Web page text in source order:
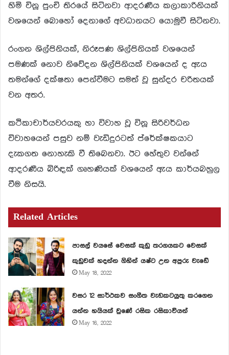
හිමි විනූ පුංචි තිරයේ සිටිනවා ආදරණීය කලාකාරිනියක්
වශයෙන් බොහෝ දෙනාගේ අවධානයට යොමුවී සිටිනවා.
රංගන ශිල්පිනියක්, නිරූපණ ශිල්පිනියක් වශයෙන්
පමණක් නොව නිවේදන ශිල්පිනියක් වශයෙන් ද ඇය
තමන්ගේ දක්ෂතා පෙන්වීමට සමත් වූ සුන්දර චරිතයක්
වන අතර.
කථිකාචාර්යවරයකු හා විවාහ වූ විනූ සිරිවර්ධන
විවාහයෙන් පසුව නම් වැඩිදුරටත් ප්රේක්ෂකයාට
දැකගත නොහැකි වී තිබෙනවා. ඊට හේතුව වන්නේ
ආදරණීය බිරිඳක් ගෘහණියක් වශයෙන් ඇය කාර්යබහුල
වීම නිසයි.
Related Articles
පාසල් වයසේ වෙසක් කුඩු තරගයකට වෙසක්
කුඩුවක් හදන්න ගිහින් යෂ්ට උන අපුරු වැඩේ
May 18, 2022
වසර 12 සාර්ථකව සංගීත වැඩකටයුතු කරගෙන
යන්න හයියක් වුණේ රසික රසිකාවියන්
May 16, 2022